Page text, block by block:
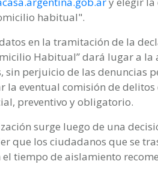
habitual".
en la tramitación de la
Habitual” dará lugar a la
sin perjuicio de las denuncias
la eventual comisión de
preventivo y obligatorio.
surge luego de una
que los ciudadanos que se
tiempo de aislamiento